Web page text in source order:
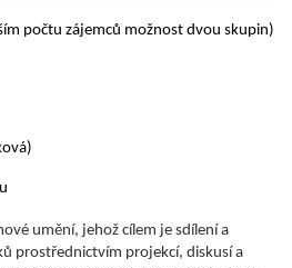
počtu zájemců možnost dvou skupin)
umění, jehož cílem je sdílení a
prostřednictvím projekcí, diskusí a